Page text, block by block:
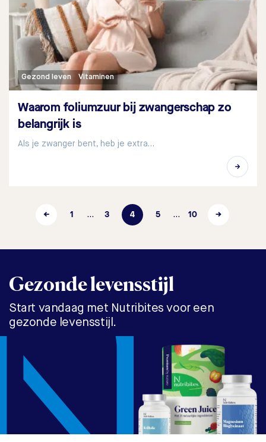
Gezond leven Vitaminen
Waarom foliumzuur bij zwangerschap zo
belangrijk is
Als je zwanger bent, heb je extra…
← 1 … 3 4 5 … 10 →
Gezonde levensstijl
Start vandaag met Nutribites voor een
gezonde levensstijl.